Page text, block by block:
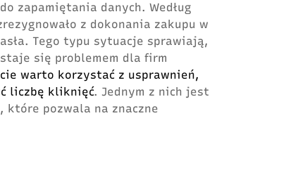
zapamiętania danych. Według
z dokonania zakupu w
Tego typu sytuacje sprawiają,
się problemem dla firm
warto korzystać z usprawnień,
liczbę kliknięć. Jednym z nich jest
które pozwala na znaczne